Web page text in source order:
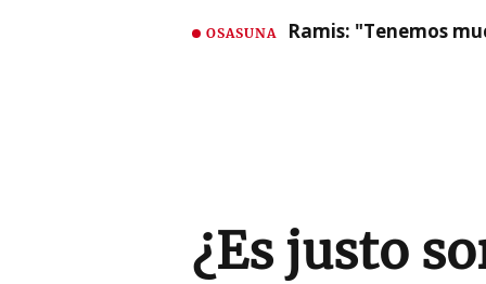
OSASUNA Ramis: "Tenemos
¿Es justo